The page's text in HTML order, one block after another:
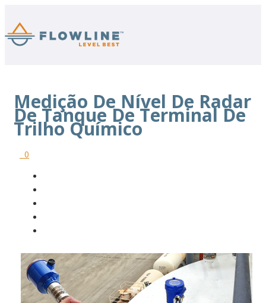
Medição De Nível De Radar
De Tanque De Terminal De
Trilho Químico
0